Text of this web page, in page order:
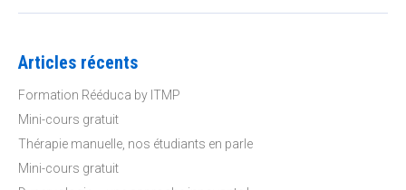
Articles récents
Formation Rééduca by ITMP
Mini-cours gratuit
Thérapie manuelle, nos étudiants en parle
Mini-cours gratuit